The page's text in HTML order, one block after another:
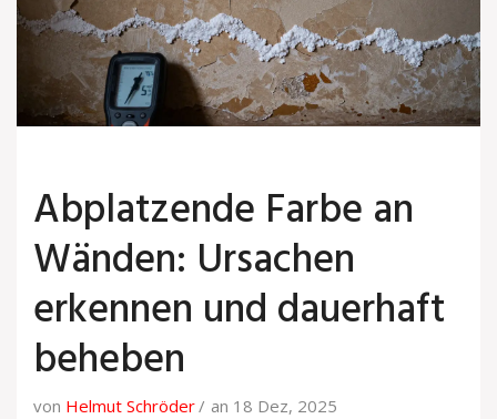
Abplatzende Farbe an
Wänden: Ursachen
erkennen und dauerhaft
beheben
von Helmut Schröder an 18 Dez, 2025